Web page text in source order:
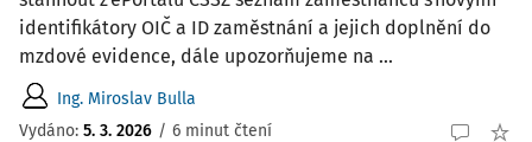
identifikátory OIČ a ID zaměstnání a jejich doplnění do
mzdové evidence, dále upozorňujeme na ...
Ing. Miroslav Bulla
Vydáno: 5. 3. 2026 / 6 minut čtení